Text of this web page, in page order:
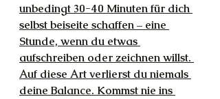
unbedingt 30-40 Minuten für dich
selbst beiseite schaffen – eine
Stunde, wenn du etwas
aufschreiben oder zeichnen willst.
Auf diese Art verlierst du niemals
deine Balance. Kommst nie ins